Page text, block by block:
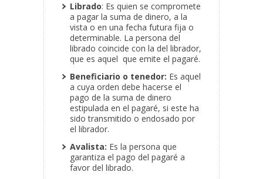
Librado: Es quien se compromete
a pagar la suma de dinero, a la
vista o en una fecha futura fija o
determinable. La persona del
librado coincide con la del librador,
que es aquel que emite el pagaré.
Beneficiario o tenedor: Es aquel
a cuya orden debe hacerse el
pago de la suma de dinero
estipulada en el pagaré, si este ha
sido transmitido o endosado por
el librador.
Avalista: Es la persona que
garantiza el pago del pagaré a
favor del librado.